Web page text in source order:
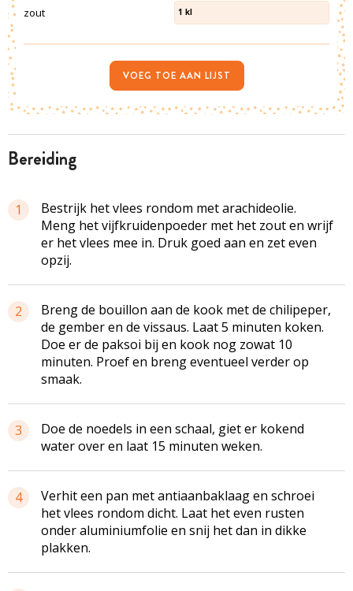
bereiding
1
Bestrijk het vlees rondom met arachideolie.
Meng het vijfkruidenpoeder met het zout en wrijf
er het vlees mee in. Druk goed aan en zet even
opzij.
2
Breng de bouillon aan de kook met de chilipeper,
de gember en de vissaus. Laat 5 minuten koken.
Doe er de paksoi bij en kook nog zowat 10
minuten. Proef en breng eventueel verder op
smaak.
3
Doe de noedels in een schaal, giet er kokend
water over en laat 15 minuten weken.
4
Verhit een pan met antiaanbaklaag en schroei
het vlees rondom dicht. Laat het even rusten
onder aluminiumfolie en snij het dan in dikke
plakken.
zout 1 kl
VOEG TOE AAN LIJST